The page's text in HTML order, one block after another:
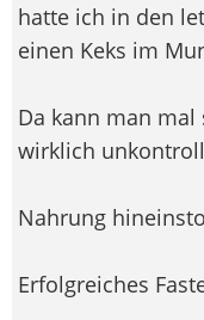
hatte ich in den
einen Keks im
Da kann man
wirklich
Nahrung
Erfolgreiches